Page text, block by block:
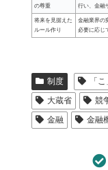
の尊重
行い、金融
将来を見据えた
ルール作り
金融業界の
必要に応じ
制度 「こ
大蔵省
競
金融
金融